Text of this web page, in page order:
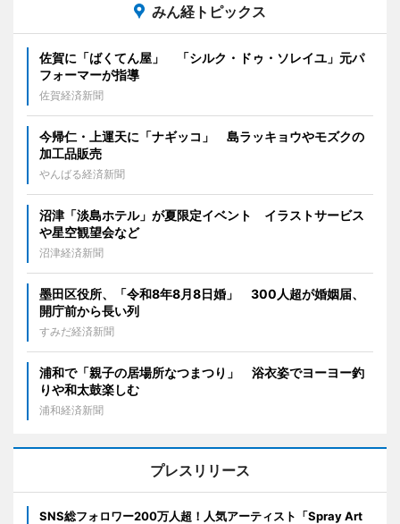
みん経トピックス
佐賀に「ばくてん屋」 「シルク・ドゥ・ソレイユ」元パ
フォーマーが指導
佐賀経済新聞
今帰仁・上運天に「ナギッコ」 島ラッキョウやモズクの
加工品販売
やんばる経済新聞
沼津「淡島ホテル」が夏限定イベント イラストサービス
や星空観望会など
沼津経済新聞
墨田区役所、「令和8年8月8日婚」 300人超が婚姻届、
開庁前から長い列
すみだ経済新聞
浦和で「親子の居場所なつまつり」 浴衣姿でヨーヨー釣
りや和太鼓楽しむ
浦和経済新聞
プレスリリース
SNS総フォロワー200万人超！人気アーティスト「Spray Art